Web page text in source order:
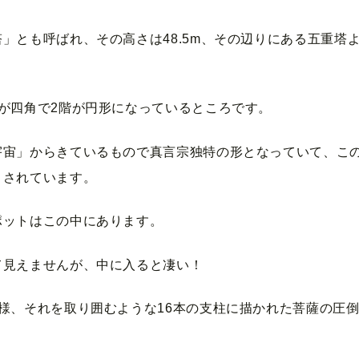
とも呼ばれ、その高さは48.5m、その辺りにある五重塔
四角で2階が円形になっているところです。
」からきているもので真言宗独特の形となっていて、こ
れています。
トはこの中にあります。
えませんが、中に入ると凄い！
、それを取り囲むような16本の支柱に描かれた菩薩の圧